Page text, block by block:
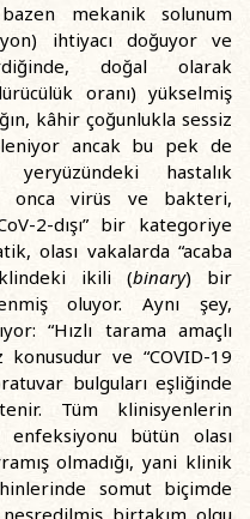
mekanik solunum
ihtiyacı doğuyor ve
doğal olarak
oranı) yükselmiş
kâhir çoğunlukla sessiz
ancak bu pek de
yeryüzündeki hastalık
onca virüs ve bakteri,
2-dışı” bir kategoriye
olası vakalarda “acaba
ikili (binary) bir
oluyor. Aynı şey,
“Hızlı tarama amaçlı
ve “COVID-19
bulguları eşliğinde
Tüm klinisyenlerin
bütün olası
olmadığı, yani klinik
somut biçimde
birtakım olgu